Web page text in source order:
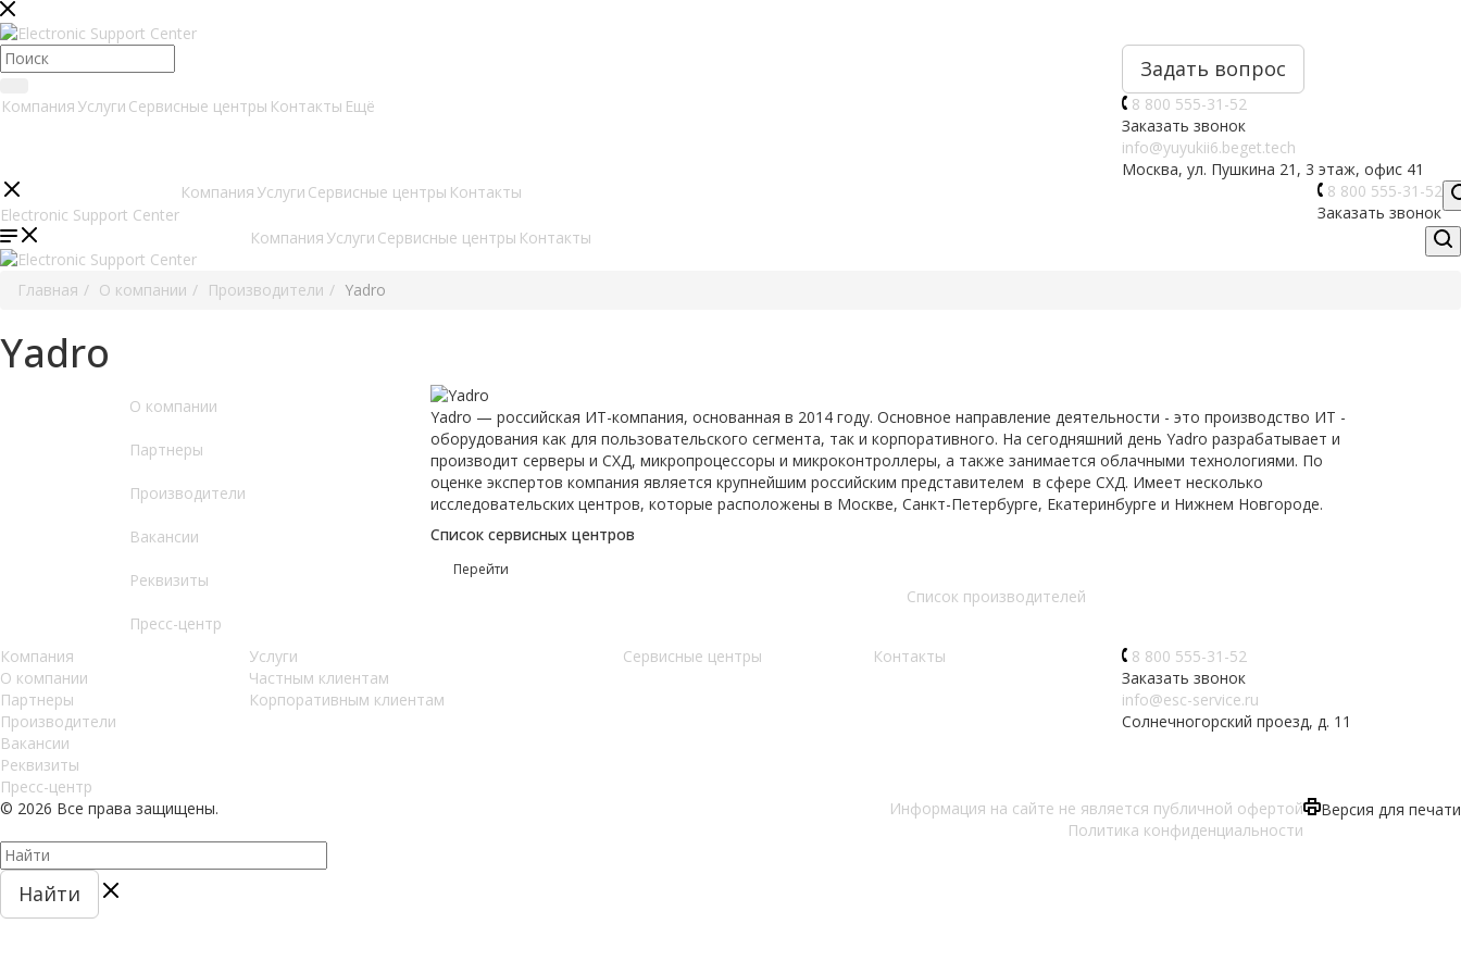
Компания Услуги Сервисные центры Контакты Ещё
Задать вопрос
8 800 555-31-52
Заказать звонок
info@yuyukii6.beget.tech
Москва, ул. Пушкина 21, 3 этаж, офис 41
8 800 555-31-52
Заказать звонок
Компания Услуги Сервисные центры Контакты
Компания Услуги Сервисные центры Контакты
Главная О компании Производители Yadro
Yadro
О компании
Партнеры
Производители
Вакансии
Реквизиты
Пресс-центр
Yadro — российская ИТ-компания, основанная в 2014 году. Основное направление деятельности - это производство ИТ -
оборудования как для пользовательского сегмента, так и корпоративного. На сегодняшний день Yadro разрабатывает и
производит серверы и СХД, микропроцессоры и микроконтроллеры, а также занимается облачными технологиями. По
оценке экспертов компания является крупнейшим российским представителем в сфере СХД. Имеет несколько
исследовательских центров, которые расположены в Москве, Санкт-Петербурге, Екатеринбурге и Нижнем Новгороде.
Список сервисных центров
Перейти
Список производителей
Компания
О компании
Партнеры
Производители
Вакансии
Реквизиты
Пресс-центр
Услуги
Частным клиентам
Корпоративным клиентам
Сервисные центры Контакты
8 800 555-31-52
Заказать звонок
info@esc-service.ru
Солнечногорский проезд, д. 11
Версия для печати
Информация на сайте не является публичной офертой
Политика конфиденциальности
© 2026 Все права защищены.
Найти